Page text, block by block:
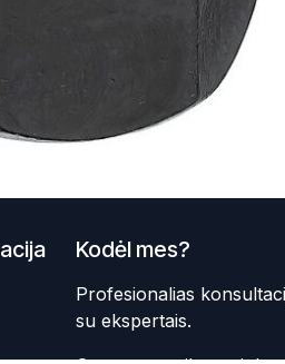
Kodėl mes?
Profesionalias
su ekspertais.